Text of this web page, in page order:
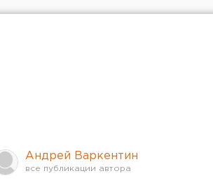
Андрей Варкентин